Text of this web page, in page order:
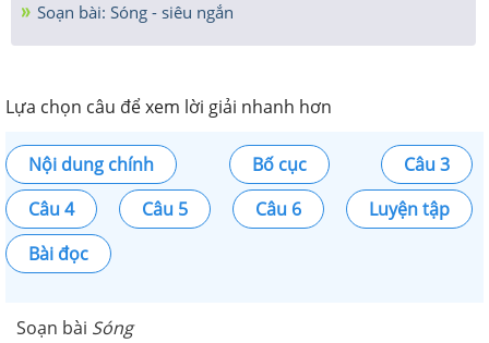
Soạn bài: Sóng - siêu ngắn
Lựa chọn câu để xem lời giải nhanh hơn
Nội dung chính Bố cục
Câu 3
Câu 4
Câu 5 Câu 6
Luyện tập
Bài đọc
Soạn bài Sóng